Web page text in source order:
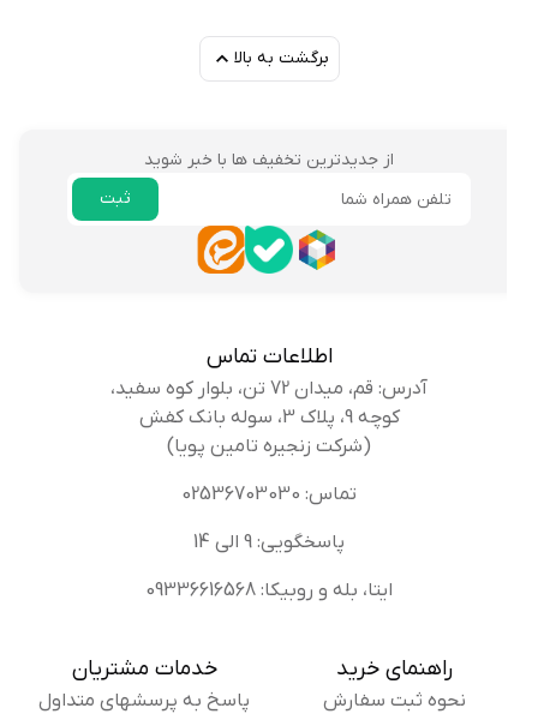
برگشت به بالا
از جدیدترین تخفیف ها با خبر شوید
اطلاعات تماس
آدرس: قم، میدان 72 تن، بلوار کوه سفید،
کوچه 9، پلاک 3، سوله بانک کفش
(شرکت زنجیره تامین پویا)
تماس: 02536703030
پاسخگویی: 9 الی 14
ایتا، بله و روبیکا: 09336616568
راهنمای خرید
نحوه ثبت سفارش
خدمات مشتریان
پاسخ به پرسشهای متداول